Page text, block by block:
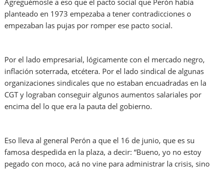
planteado en 1973 empezaba a tener contradicciones o
empezaban las pujas por romper ese pacto social.
Por el lado empresarial, lógicamente con el mercado negro,
inflación soterrada, etcétera. Por el lado sindical de algunas
organizaciones sindicales que no estaban encuadradas en la
CGT y lograban conseguir algunos aumentos salariales por
encima del lo que era la pauta del gobierno.
Eso lleva al general Perón a que el 16 de junio, que es su
famosa despedida en la plaza, a decir: “Bueno, yo no estoy
pegado con moco, acá no vine para administrar la crisis, sino